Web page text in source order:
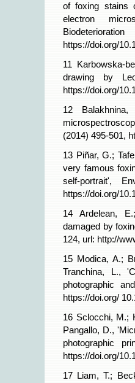
of foxing stains
electron
https://doi.org/
11 Karbowska-
drawing by
https://doi.org/
12
(2014) 495-501,
13 Piñar, G.;
very famous
self-portrait',
https://doi.org/
14 Ardelean,
damaged by
124, url: http://
15 Modica, A.;
Tranchina, L.,
photographic
https://doi.org/
16 Sclocchi, M.;
Pangallo, D.,
photographic
https://doi.org/
17 Liam, T.;